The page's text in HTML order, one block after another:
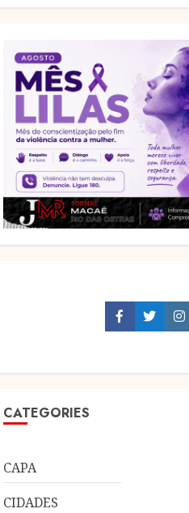
Facebook
Twitter
CATEGORIES
CAPA
CIDADES